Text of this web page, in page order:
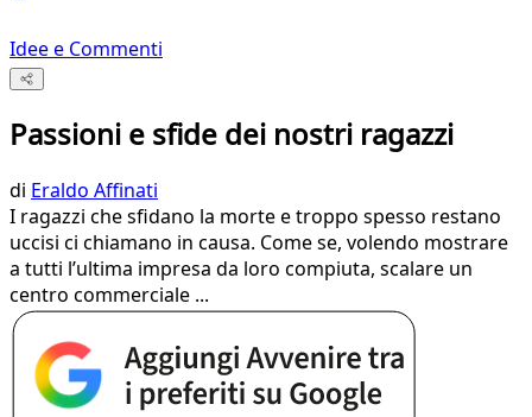
Idee e Commenti
Passioni e sfide dei nostri ragazzi
di Eraldo Affinati
I ragazzi che sfidano la morte e troppo spesso restano
uccisi ci chiamano in causa. Come se, volendo mostrare
a tutti l’ultima impresa da loro compiuta, scalare un
centro commerciale ...